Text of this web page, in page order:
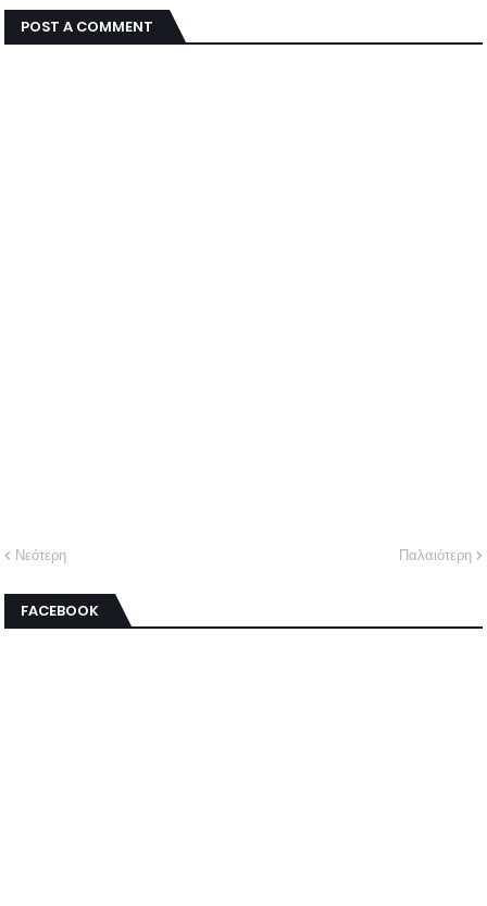
POST A COMMENT
Νεότερη Παλαιότερη
FACEBOOK